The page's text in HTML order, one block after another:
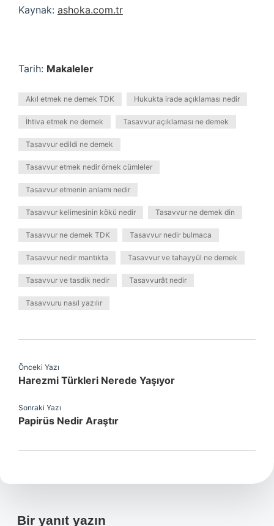
Kaynak: ashoka.com.tr
Tarih: Makaleler
Akıl etmek ne demek TDK Hukukta irade açıklaması nedir
İhtiva etmek ne demek Tasavvur açıklaması ne demek
Tasavvur edildi ne demek
Tasavvur etmek nedir örnek cümleler
Tasavvur etmenin anlamı nedir
Tasavvur kelimesinin kökü nedir Tasavvur ne demek din
Tasavvur ne demek TDK Tasavvur nedir bulmaca
Tasavvur nedir mantıkta Tasavvur ve tahayyül ne demek
Tasavvur ve tasdik nedir Tasavvurât nedir
Tasavvuru nasıl yazılır
Önceki Yazı
Harezmi Türkleri Nerede Yaşıyor
Sonraki Yazı
Papirüs Nedir Araştır
Bir yanıt yazın